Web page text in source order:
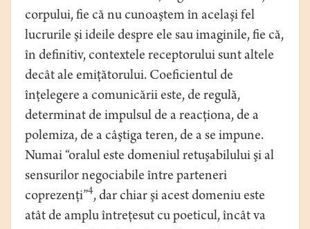
corpului, fie că nu cunoaştem în acelaşi fel
lucrurile şi ideile despre ele sau imaginile, fie că,
în definitiv, contextele receptorului sunt altele
decât ale emiţătorului. Coeficientul de
înţelegere a comunicării este, de regulă,
determinat de impulsul de a reacţiona, de a
polemiza, de a câştiga teren, de a se impune.
Numai “oralul este domeniul retuşabilului şi al
sensurilor negociabile între parteneri
coprezenţi”4, dar chiar şi acest domeniu este
atât de amplu întreţesut cu poeticul, încât va